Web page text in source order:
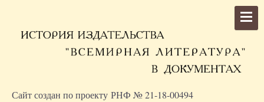
Сайт создан по проекту РНФ № 21-18-00494